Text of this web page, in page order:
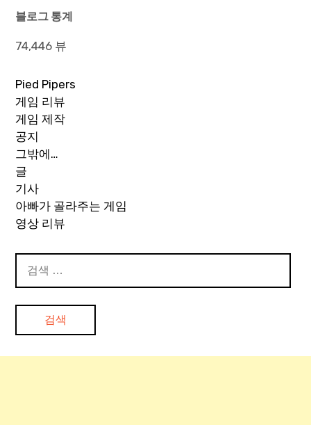
블로그 통계
74,446 뷰
Pied Pipers
게임 리뷰
게임 제작
공지
그밖에…
글
기사
아빠가 골라주는 게임
영상 리뷰
색: